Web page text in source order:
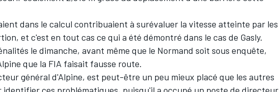
dans le calcul contribuaient à surévaluer la vitesse atteinte par les
et c'est en tout cas ce qui a été démontré dans le cas de Gasly.
le dimanche, avant même que le Normand soit sous enquête,
que la FIA faisait fausse route.
général d'Alpine, est peut-être un peu mieux placé que les autres